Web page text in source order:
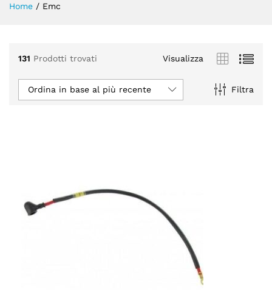
Home / Emc
131 Prodotti trovati Visualizza
Filtra
Ordina in base al più recente